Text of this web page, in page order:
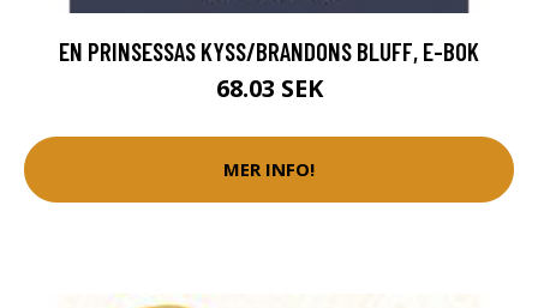
EN PRINSESSAS KYSS/BRANDONS BLUFF, E-BOK
68.03 SEK
MER INFO!